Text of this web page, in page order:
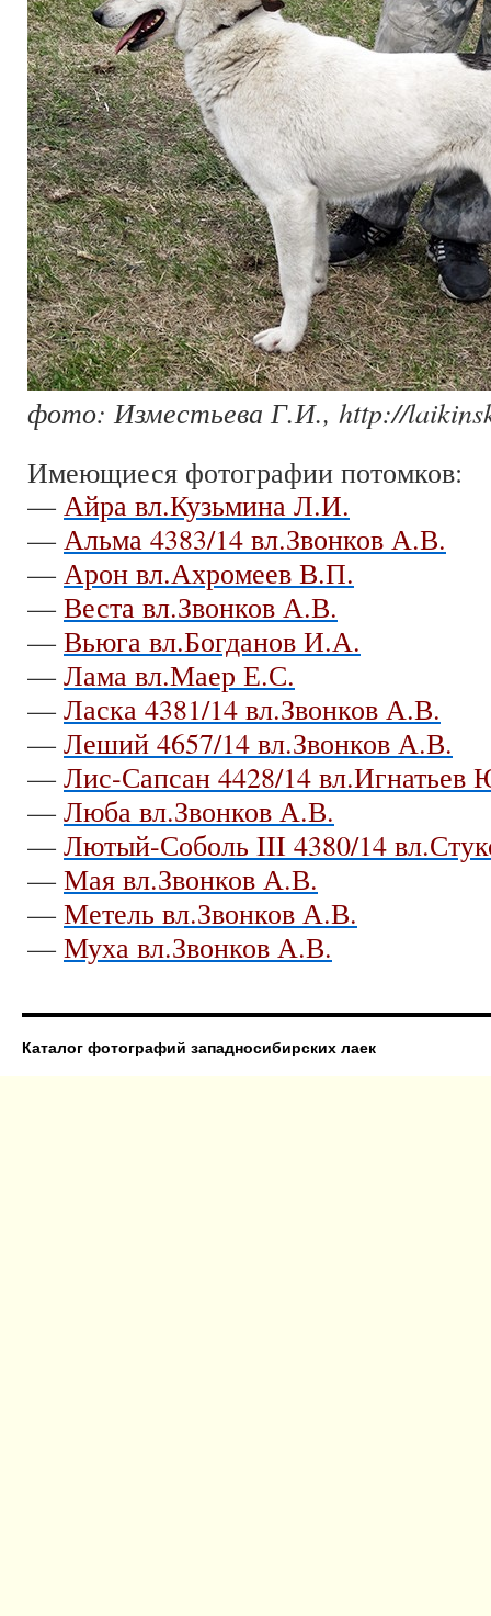
фото: Изместьева Г.И., http://
Имеющиеся фотографии потомков:
— Айра вл.Кузьмина Л.И.
— Альма 4383/14 вл.Звонков А.В.
— Арон вл.Ахромеев В.П.
— Веста вл.Звонков А.В.
— Вьюга вл.Богданов И.А.
— Лама вл.Маер Е.С.
— Ласка 4381/14 вл.Звонков А.В.
— Леший 4657/14 вл.Звонков А.В.
— Лис-Сапсан 4428/14
— Люба вл.Звонков А.В.
— Лютый-Соболь III 4380/14
— Мая вл.Звонков А.В.
— Метель вл.Звонков А.В.
— Муха вл.Звонков А.В.
Каталог фотографий западносибирских лаек